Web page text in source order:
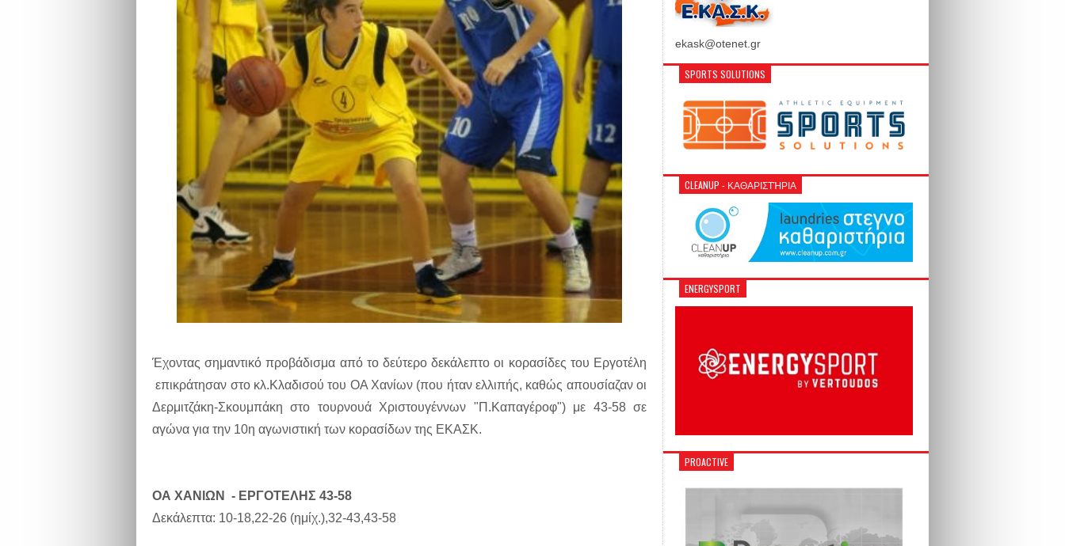
Έχοντας σημαντικό προβάδισμα από το δεύτερο δεκάλεπτο οι κορασίδες του Εργοτέλη
επικράτησαν στο κλ.Κλαδισού του ΟΑ Χανίων (που ήταν ελλιπής, καθώς απουσίαζαν οι
Δερμιτζάκη-Σκουμπάκη στο τουρνουά Χριστουγέννων "Π.Καπαγέροφ") με 43-58 σε
αγώνα για την 10η αγωνιστική των κορασίδων της ΕΚΑΣΚ.
ΟΑ ΧΑΝΙΩΝ - ΕΡΓΟΤΕΛΗΣ 43-58
Δεκάλεπτα: 10-18,22-26 (ημίχ.),32-43,43-58
ekask@otenet.gr
SPORTS SOLUTIONS
CLEANUP - ΚΑΘΑΡΙΣΤΉΡΙΑ
ENERGYSPORT
PROACTIVE